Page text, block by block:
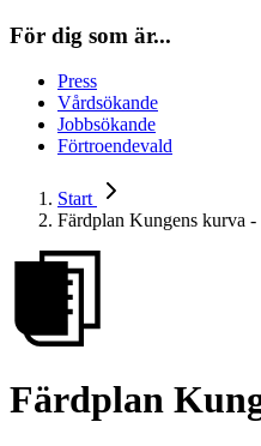
För dig som är...
Press
Vårdsökande
Jobbsökande
Förtroendevald
Start
Färdplan Kungens kurva -
Färdplan